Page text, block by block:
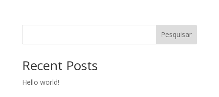
Pesquisar
Recent Posts
Hello world!